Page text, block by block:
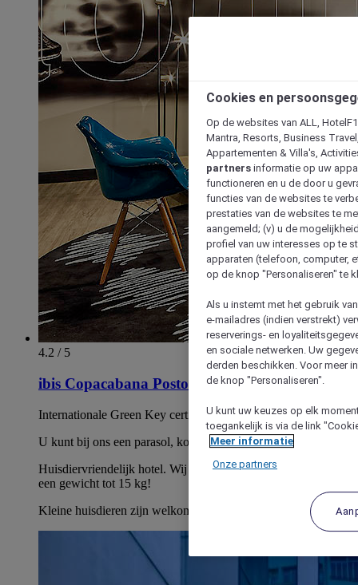
4.2 / 5
ibis Copacabana Posto 5
Internationale Green Key certificering
U kunt bij ons een parasol, koeler en badhanddoeken lenen
Huisdiervriendelijk hotel. Wij verwelkomen huisdieren met
een gewicht tot 15 kg!
Kleine huisdieren zijn welkom tegen betaling.
Cookies en
Op de websites van ALL,
Mantra, Resorts, Business
Appartementen & Villa's,
partners informatie op uw
functioneren en u de door u
functies van de websites te
prestaties van de websites te
aangemeld; (v) u de
profiel van uw interesses op te
apparaten (telefoon, computer,
op de knop "Personaliseren" te
Als u instemt met het gebruik
e-mailadres (indien verstrekt)
reserverings- en
en sociale netwerken. Uw
derden beschikken. Voor meer
de knop "Personaliseren".
U kunt uw keuzes op elk
toegankelijk is via de link
Meer informatie
Onze partners